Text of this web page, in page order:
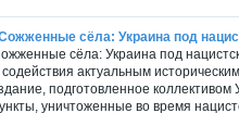
сёла: Украина под
сёла: Украина под
актуальным
подготовленное коллективом
уничтоженные во время